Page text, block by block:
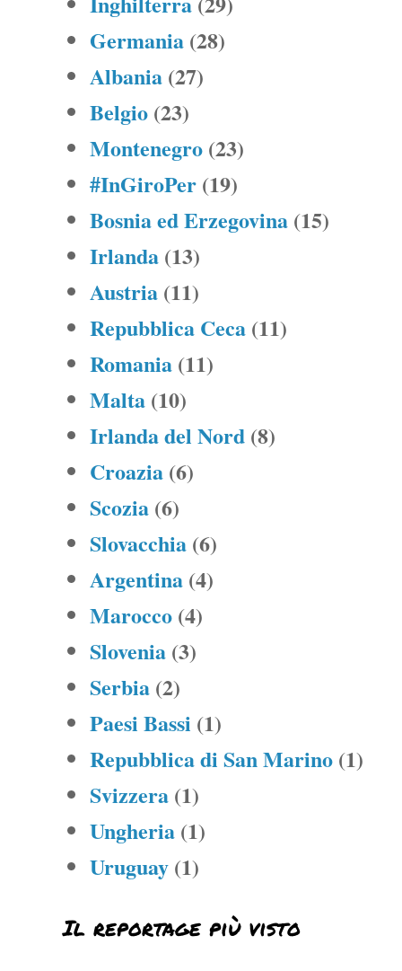
Germania (28)
Albania (27)
Belgio (23)
Montenegro (23)
#InGiroPer (19)
Bosnia ed Erzegovina (15)
Irlanda (13)
Austria (11)
Repubblica Ceca (11)
Romania (11)
Malta (10)
Irlanda del Nord (8)
Croazia (6)
Scozia (6)
Slovacchia (6)
Argentina (4)
Marocco (4)
Slovenia (3)
Serbia (2)
Paesi Bassi (1)
Repubblica di San Marino (1)
Svizzera (1)
Ungheria (1)
Uruguay (1)
Il reportage più visto